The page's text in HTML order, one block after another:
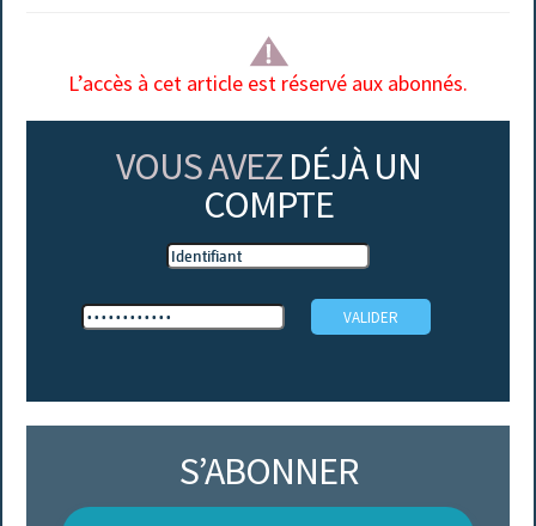
L’accès à cet article est réservé aux abonnés.
VOUS AVEZ DÉJÀ UN
COMPTE
S’ABONNER